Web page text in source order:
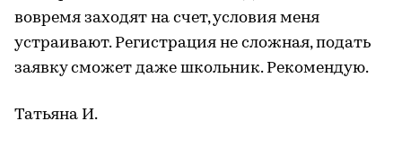
вовремя заходят на счет, условия меня
устраивают. Регистрация не сложная, подать
заявку сможет даже школьник. Рекомендую.
Татьяна И.